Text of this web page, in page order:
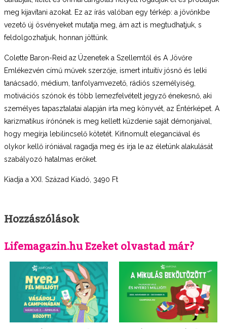
meg kijavítani azokat. Ez az írás valóban egy térkép: a jövőnkbe
vezető új ösvényeket mutatja meg, ám azt is megtudhatjuk, s
feldolgozhatjuk, honnan jöttünk.
Colette Baron-Reid az Üzenetek a Szellemtől és A Jövőre
Emlékezvén című művek szerzője, ismert intuitív jósnő és lelki
tanácsadó, médium, tanfolyamvezető, rádiós személyiség,
motivációs szónok és több lemezfelvételt jegyző énekesnő, aki
személyes tapasztalatai alapján írta meg könyvét, az Éntérképet. A
karizmatikus írónőnek is meg kellett küzdenie saját démonjaival,
hogy megírja lebilincselő kötetét. Kifinomult eleganciával és
olykor kellő iróniával ragadja meg és írja le az életünk alakulását
szabályozó hatalmas erőket.
Kiadja a XXI. Század Kiadó, 3490 Ft
Hozzászólások
Lifemagazin.hu Ezeket olvastad már?